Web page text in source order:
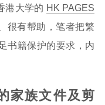
港大学的 HK PAGES
很有帮助，笔者把繁
书籍保护的要求，内
家族文件及剪